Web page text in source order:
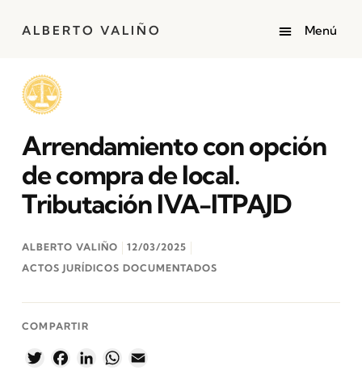
ALBERTO VALIÑO
Arrendamiento con opción
de compra de local.
Tributación IVA-ITPAJD
ALBERTO VALIÑO
12/03/2025
ACTOS JURÍDICOS DOCUMENTADOS
COMPARTIR
TwitterFacebookLinkedInWhatsApp